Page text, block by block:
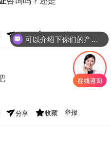
分享 收藏
分享 收藏 举报
可以介绍下你们的产品么？